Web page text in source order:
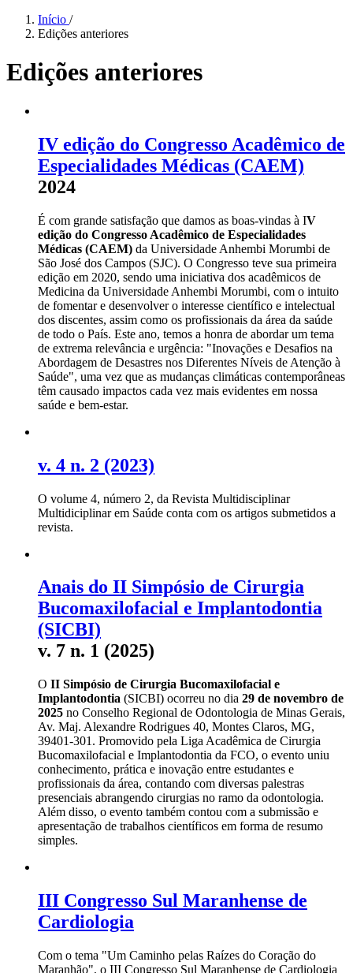
Início /
Edições anteriores
Edições anteriores
IV edição do Congresso Acadêmico de
Especialidades Médicas (CAEM)
2024
É com grande satisfação que damos as boas-vindas à IV
edição do Congresso Acadêmico de Especialidades
Médicas (CAEM) da Universidade Anhembi Morumbi de
São José dos Campos (SJC). O Congresso teve sua primeira
edição em 2020, sendo uma iniciativa dos acadêmicos de
Medicina da Universidade Anhembi Morumbi, com o intuito
de fomentar e desenvolver o interesse científico e intelectual
dos discentes, assim como os profissionais da área da saúde
de todo o País. Este ano, temos a honra de abordar um tema
de extrema relevância e urgência: "Inovações e Desafios na
Abordagem de Desastres nos Diferentes Níveis de Atenção à
Saúde", uma vez que as mudanças climáticas contemporâneas
têm causado impactos cada vez mais evidentes em nossa
saúde e bem-estar.
v. 4 n. 2 (2023)
O volume 4, número 2, da Revista Multidisciplinar
Multidiciplinar em Saúde conta com os artigos submetidos a
revista.
Anais do II Simpósio de Cirurgia
Bucomaxilofacial e Implantodontia
(SICBI)
v. 7 n. 1 (2025)
O II Simpósio de Cirurgia Bucomaxilofacial e
Implantodontia (SICBI) ocorreu no dia 29 de novembro de
2025 no Conselho Regional de Odontologia de Minas Gerais,
Av. Maj. Alexandre Rodrigues 40, Montes Claros, MG,
39401-301. Promovido pela Liga Acadêmica de Cirurgia
Bucomaxilofacial e Implantodontia da FCO, o evento uniu
conhecimento, prática e inovação entre estudantes e
profissionais da área, contando com diversas palestras
presenciais abrangendo cirurgias no ramo da odontologia.
Além disso, o evento também contou com a submissão e
apresentação de trabalhos científicos em forma de resumo
simples.
III Congresso Sul Maranhense de
Cardiologia
Com o tema "Um Caminho pelas Raízes do Coração do
Maranhão", o III Congresso Sul Maranhense de Cardiologia